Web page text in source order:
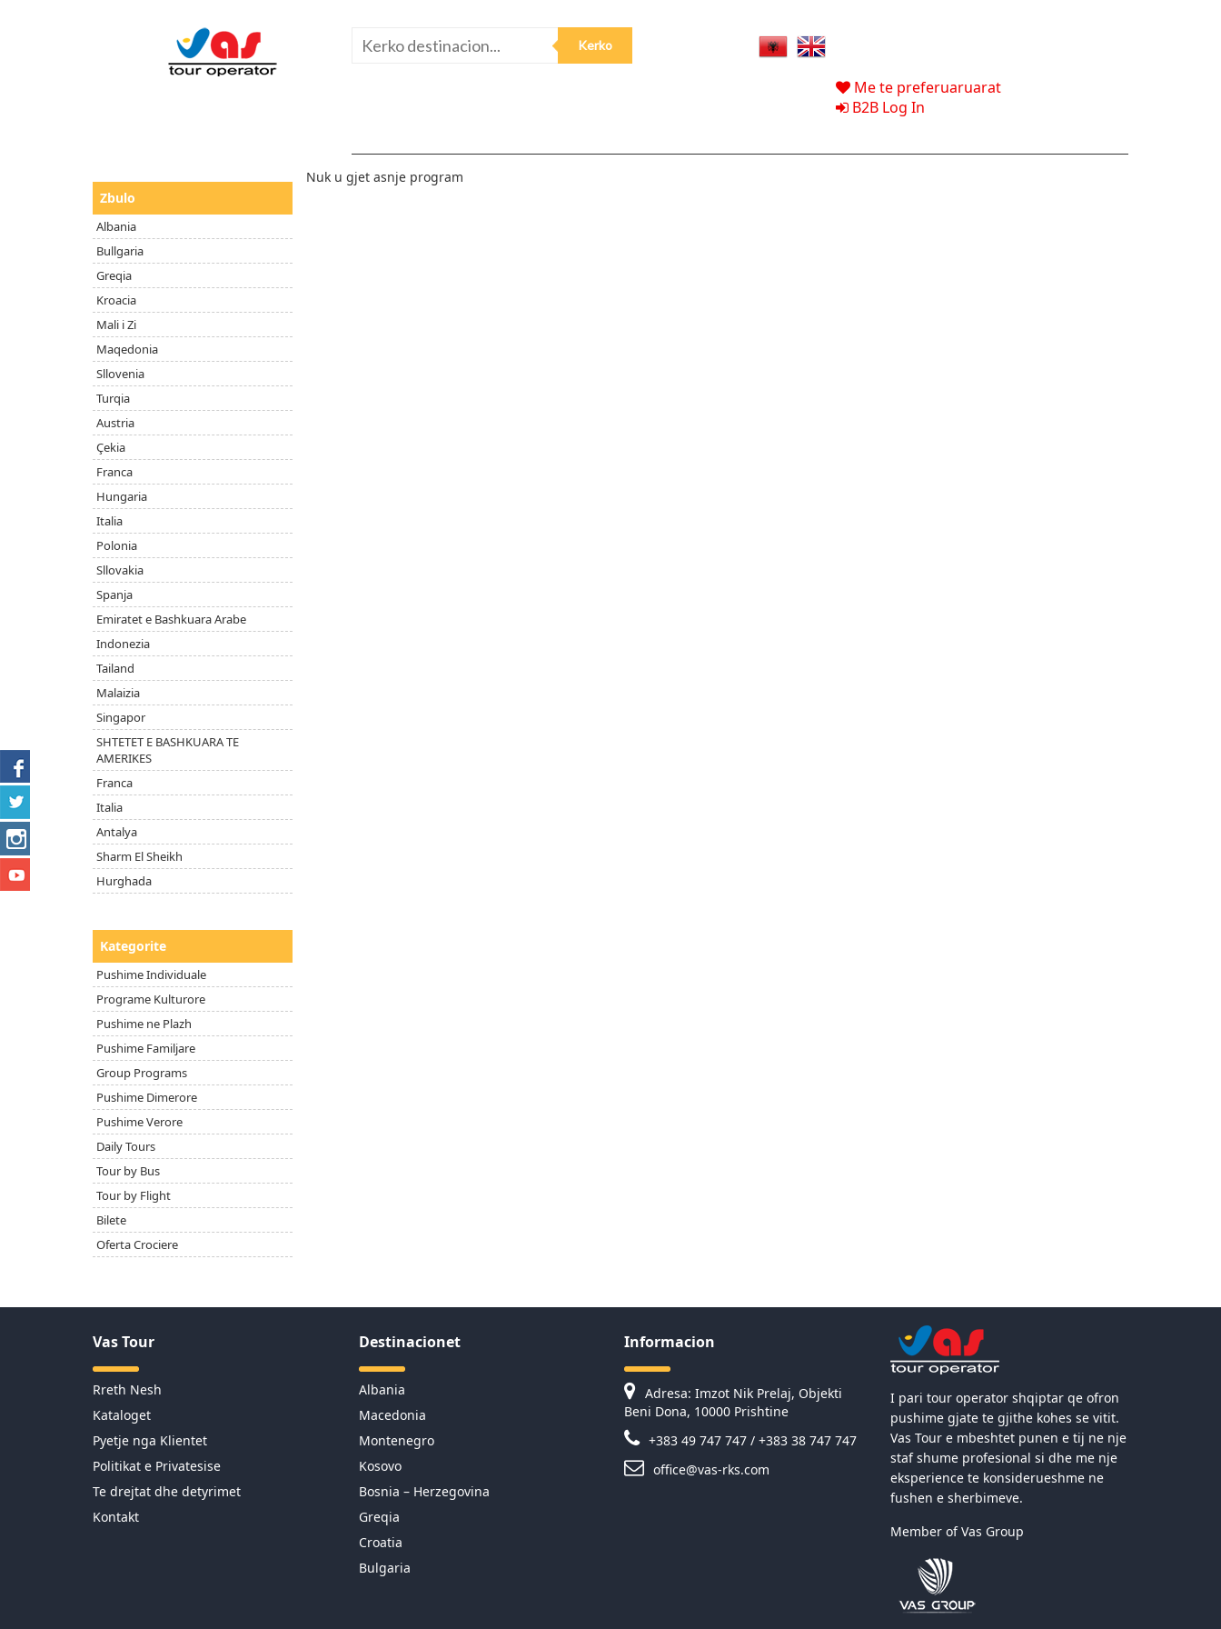
Me te preferuaruarat
B2B Log In
Zbulo
Albania
Bullgaria
Greqia
Kroacia
Mali i Zi
Maqedonia
Sllovenia
Turqia
Austria
Çekia
Franca
Hungaria
Italia
Polonia
Sllovakia
Spanja
Emiratet e Bashkuara Arabe
Indonezia
Tailand
Malaizia
Singapor
SHTETET E BASHKUARA TE
AMERIKES
Franca
Italia
Antalya
Sharm El Sheikh
Hurghada
Kategorite
Pushime Individuale
Programe Kulturore
Pushime ne Plazh
Pushime Familjare
Group Programs
Pushime Dimerore
Pushime Verore
Daily Tours
Tour by Bus
Tour by Flight
Bilete
Oferta Crociere
Nuk u gjet asnje program
Vas Tour
Rreth Nesh
Kataloget
Pyetje nga Klientet
Politikat e Privatesise
Te drejtat dhe detyrimet
Kontakt
Destinacionet
Albania
Macedonia
Montenegro
Kosovo
Bosnia – Herzegovina
Greqia
Croatia
Bulgaria
Informacion
Adresa: Imzot Nik Prelaj, Objekti
Beni Dona, 10000 Prishtine
+383 49 747 747 / +383 38 747 747
office@vas-rks.com
I pari tour operator shqiptar qe ofron
pushime gjate te gjithe kohes se vitit.
Vas Tour e mbeshtet punen e tij ne nje
staf shume profesional si dhe me nje
eksperience te konsiderueshme ne
fushen e sherbimeve.
Member of Vas Group